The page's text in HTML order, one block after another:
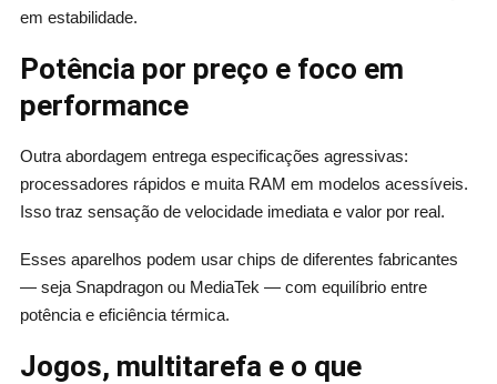
em estabilidade.
Potência por preço e foco em
performance
Outra abordagem entrega especificações agressivas:
processadores rápidos e muita RAM em modelos acessíveis.
Isso traz sensação de velocidade imediata e valor por real.
Esses aparelhos podem usar chips de diferentes fabricantes
— seja Snapdragon ou MediaTek — com equilíbrio entre
potência e eficiência térmica.
Jogos, multitarefa e o que